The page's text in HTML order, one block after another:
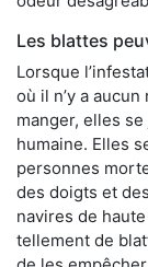
Les blattes
Lorsque
où il n’y a
manger, elles
humaine. Elles
personnes
des doigts et
navires de
tellement de